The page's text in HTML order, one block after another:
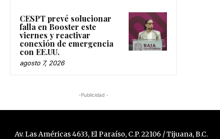
CESPT prevé solucionar
falla en Booster este
viernes y reactivar
conexión de emergencia
con EE.UU.
agosto 7, 2026
-Publicidad -
Av. Las Américas 4633, El Paraíso, C.P. 22106 / Tijuana, B.C.